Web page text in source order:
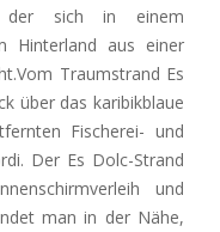
der sich in einem
Hinterland aus einer
Traumstrand Es
über das karibikblaue
Fischerei- und
Der Es Dolc-Strand
und
man in der Nähe,